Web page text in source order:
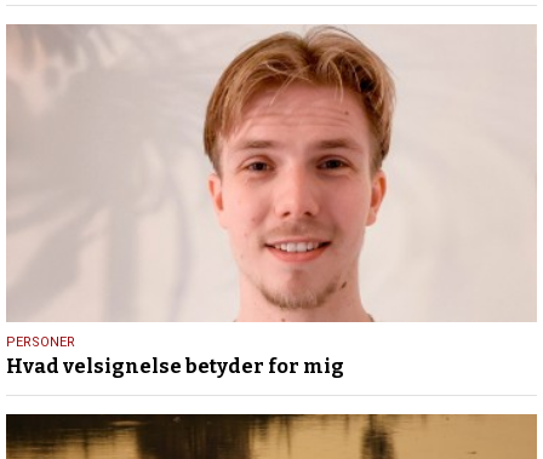
13.
maj
2026
PERSONER
Hvad velsignelse betyder for mig